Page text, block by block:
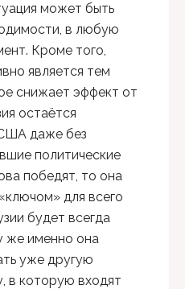
может быть
в любую
Кроме того,
является тем
снижает эффект от
остаётся
даже без
политические
победят, то она
для всего
будет всегда
же именно она
уже другую
в которую входят